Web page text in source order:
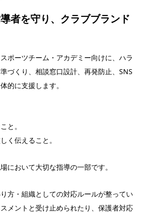
者を守り、クラブブランド
ポーツチーム・アカデミー向けに、ハラ
づくり、相談窓口設計、再発防止、SNS
的に支援します。
と。
く伝えること。
において大切な指導の一部です。
方・組織としての対応ルールが整ってい
メントと受け止められたり、保護者対応